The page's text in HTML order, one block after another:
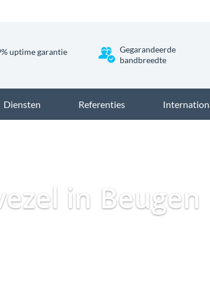
uptime garantie
Gegarandeerde
bandbreedte
Diensten Referenties
in Beugen